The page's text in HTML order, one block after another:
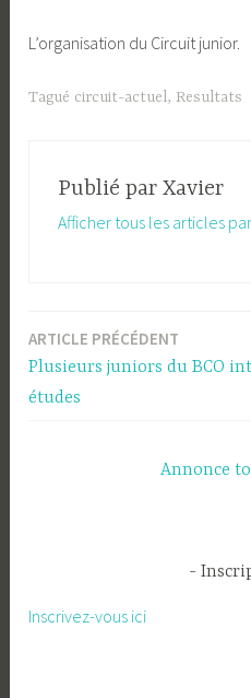
L’organisation du Circuit junior.
Tagué circuit-actuel, Resultats
Publié par Xavier
Afficher tous les articles
Navigation
de
ARTICLE PRÉCÉDENT
Plusieurs juniors du BCO
études
Annonce
Inscrivez-vous ici